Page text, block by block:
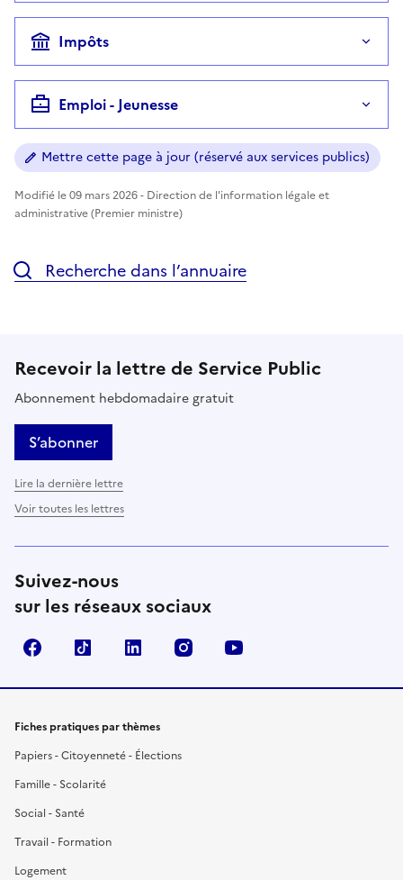
Impôts
Emploi - Jeunesse
Mettre cette page à jour (réservé aux services publics)
Modifié le 09 mars 2026 - Direction de l'information légale et
administrative (Premier ministre)
Recherche dans l’annuaire
Recevoir la lettre de Service Public
Abonnement hebdomadaire gratuit
S’abonner
Lire la dernière lettre
Voir toutes les lettres
Suivez-nous
sur les réseaux sociaux
FacebookTikTok LinkedIn Instagram
Fiches pratiques par thèmes
Papiers - Citoyenneté - Élections
Famille - Scolarité
Social - Santé
Travail - Formation
Logement